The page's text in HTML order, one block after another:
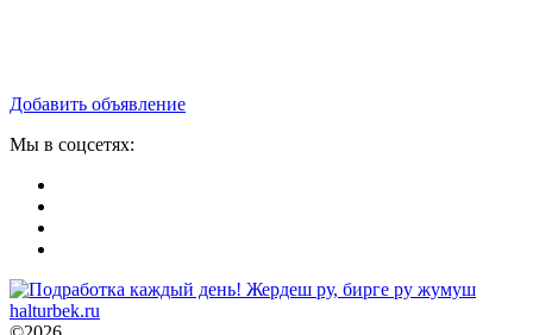
Добавить объявление
Мы в соцсетях: